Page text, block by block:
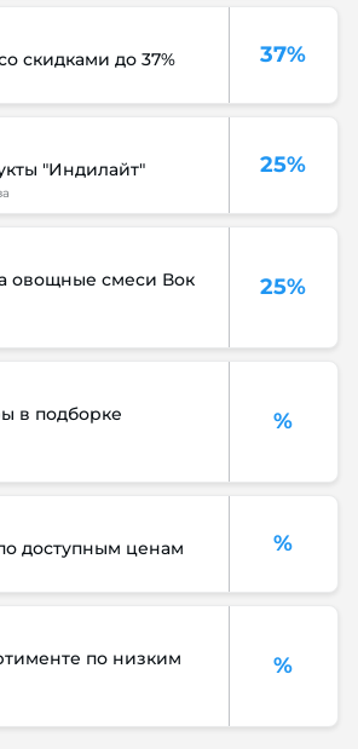
37%
скидками до 37%
25%
"Индилайт"
25%
овощные смеси Вок
%
в подборке
%
доступным ценам
%
по низким